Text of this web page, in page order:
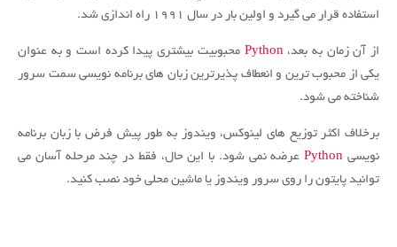
استفاده قرار می گیرد و اولین بار در سال ۱۹۹۱ راه اندازی شد.
از آن زمان به بعد، Python محبوبیت بیشتری پیدا کرده است و به عنوان
یکی از محبوب ترین و انعطاف پذیرترین زبان های برنامه نویسی سمت سرور
شناخته می شود.
برخلاف اکثر توزیع های لینوکس، ویندوز به طور پیش فرض با زبان برنامه
نویسی Pythonعرضه نمی شود. با این حال، فقط در چند مرحله آسان می
توانید پایتون را روی سرور ویندوز یا ماشین محلی خود نصب کنید.